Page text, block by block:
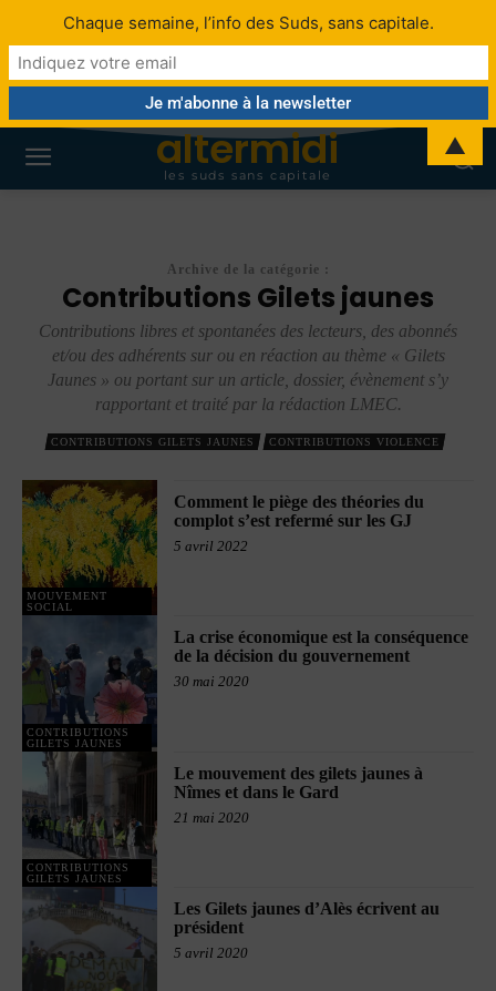
altermidi
les suds sans capitale
Archive de la catégorie :
Contributions Gilets jaunes
Contributions libres et spontanées des lecteurs, des abonnés
et/ou des adhérents sur ou en réaction au thème « Gilets
Jaunes » ou portant sur un article, dossier, évènement s’y
rapportant et traité par la rédaction LMEC.
CONTRIBUTIONS GILETS JAUNES CONTRIBUTIONS VIOLENCE
MOUVEMENT
SOCIAL
Comment le piège des théories du
complot s’est refermé sur les GJ
5 avril 2022
CONTRIBUTIONS
GILETS JAUNES
La crise économique est la conséquence
de la décision du gouvernement
30 mai 2020
CONTRIBUTIONS
GILETS JAUNES
Le mouvement des gilets jaunes à
Nîmes et dans le Gard
21 mai 2020
Les Gilets jaunes d’Alès écrivent au
président
5 avril 2020
Chaque semaine, l’info des Suds, sans capitale.
▲